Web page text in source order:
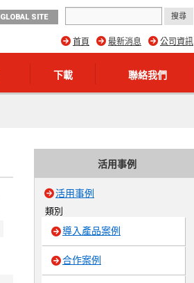
GLOBAL SITE
公司資訊
最新消息
首頁
下載 聯絡我們
活用事例
活用事例
類別
導入產品案例
合作案例